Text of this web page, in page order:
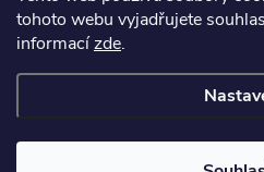
tohoto webu vyjadřujete
informacízde.
Copyright 2026